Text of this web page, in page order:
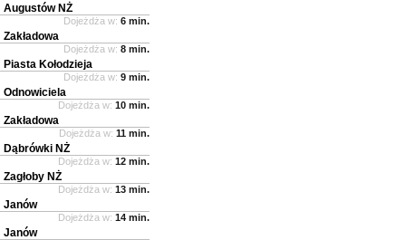
Augustów NŻ
Dojeżdża w: 6 min.
Zakładowa
Dojeżdża w: 8 min.
Piasta Kołodzieja
Dojeżdża w: 9 min.
Odnowiciela
Dojeżdża w: 10 min.
Zakładowa
Dojeżdża w: 11 min.
Dąbrówki NŻ
Dojeżdża w: 12 min.
Zagłoby NŻ
Dojeżdża w: 13 min.
Janów
Dojeżdża w: 14 min.
Janów